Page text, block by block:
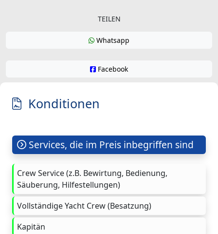
TEILEN
Whatsapp
Facebook
Konditionen
Services, die im Preis inbegriffen sind
Crew Service (z.B. Bewirtung, Bedienung,
Säuberung, Hilfestellungen)
Vollständige Yacht Crew (Besatzung)
Kapitän